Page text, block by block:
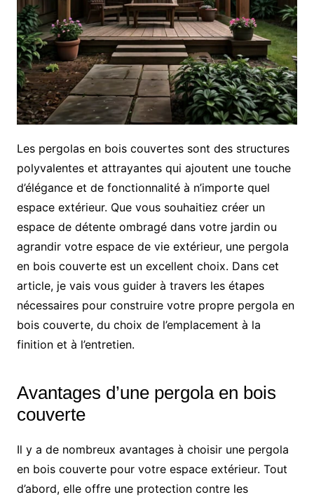
Les pergolas en bois couvertes sont des structures
polyvalentes et attrayantes qui ajoutent une touche
d’élégance et de fonctionnalité à n’importe quel
espace extérieur. Que vous souhaitiez créer un
espace de détente ombragé dans votre jardin ou
agrandir votre espace de vie extérieur, une pergola
en bois couverte est un excellent choix. Dans cet
article, je vais vous guider à travers les étapes
nécessaires pour construire votre propre pergola en
bois couverte, du choix de l’emplacement à la
finition et à l’entretien.
Avantages d’une pergola en bois
couverte
Il y a de nombreux avantages à choisir une pergola
en bois couverte pour votre espace extérieur. Tout
d’abord, elle offre une protection contre les